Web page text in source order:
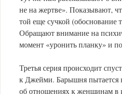
не на жертве». Показывают,
той еще сучкой
Обращают внимание на
момент «уронить планку» и
Третья серия происходит
к Джейми. Барышня пытается
об отношениях к женщинам в